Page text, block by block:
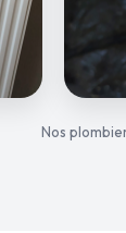
Nos